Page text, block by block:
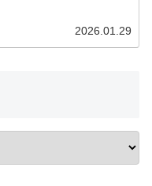
2026.01.29